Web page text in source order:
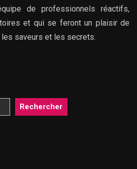
de professionnels réactifs,
et qui se feront un plaisir de
saveurs et les secrets.
Rechercher